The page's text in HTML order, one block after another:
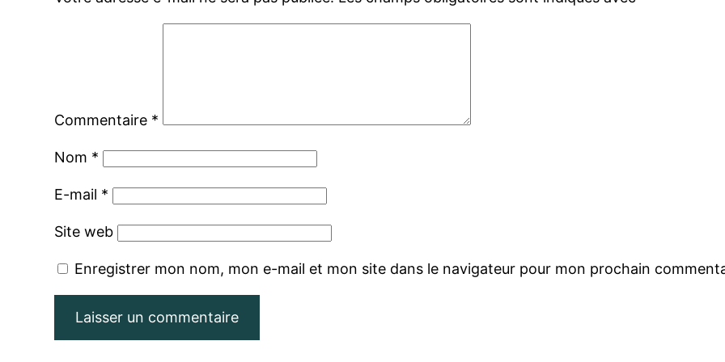
Commentaire *
Nom *
E-mail *
Site web
Enregistrer mon nom, mon e-mail et mon site dans le navigateur pour mon prochain